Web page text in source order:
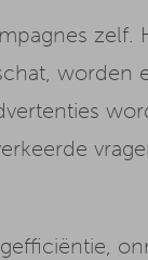
zelf.
worden